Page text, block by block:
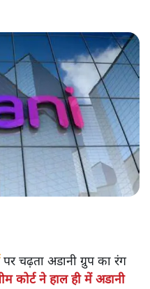
पर चढ़ता अडानी ग्रुप का रंग
कोर्ट ने हाल ही में अडानी